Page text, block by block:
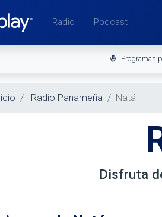
Radio Podcast
Programas
Radio Panameña Natá
Disfruta